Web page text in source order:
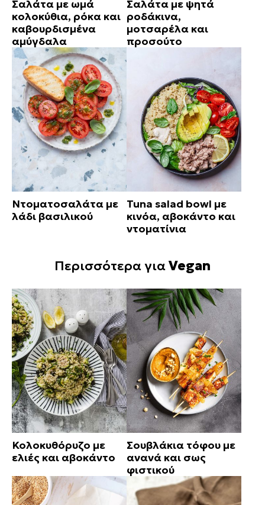
Σαλάτα με ωμά
κολοκύθια, ρόκα και
καβουρδισμένα
αμύγδαλα
Σαλάτα με ψητά
ροδάκινα,
μοτσαρέλα και
προσούτο
Ντοματοσαλάτα με
λάδι βασιλικού
Tuna salad bowl με
κινόα, αβοκάντο και
ντοματίνια
Περισσότερα γιαVegan
Κολοκυθόρυζο με
ελιές και αβοκάντο
Σουβλάκια τόφου με
ανανά και σως
φιστικού